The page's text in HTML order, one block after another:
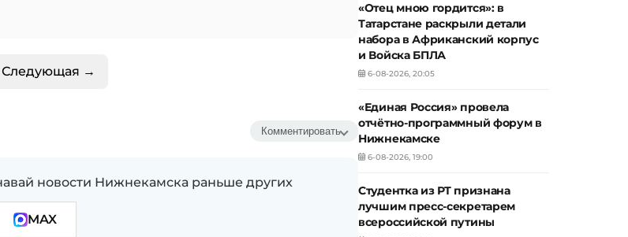
Следующая →
Комментировать
новости Нижнекамска раньше других
MAX
«Отец мною гордится»: в
Татарстане раскрыли детали
набора в Африканский корпус
и Войска БПЛА
6-08-2026, 20:05
«Единая Россия» провела
отчётно-программный форум в
Нижнекамске
6-08-2026, 19:00
Студентка из РТ признана
лучшим пресс-секретарем
всероссийской путины